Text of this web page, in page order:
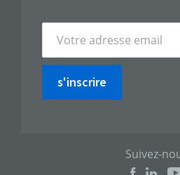
s'inscrire
Suivez-